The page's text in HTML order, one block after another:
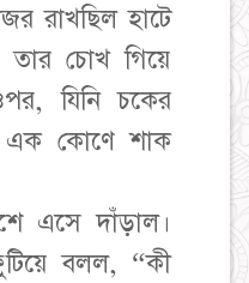
রাখছিল হাটে
চোখ গিয়ে
যিনি চকের
এক কোণে শাক
এসে দাঁড়াল।
বলল, “কী